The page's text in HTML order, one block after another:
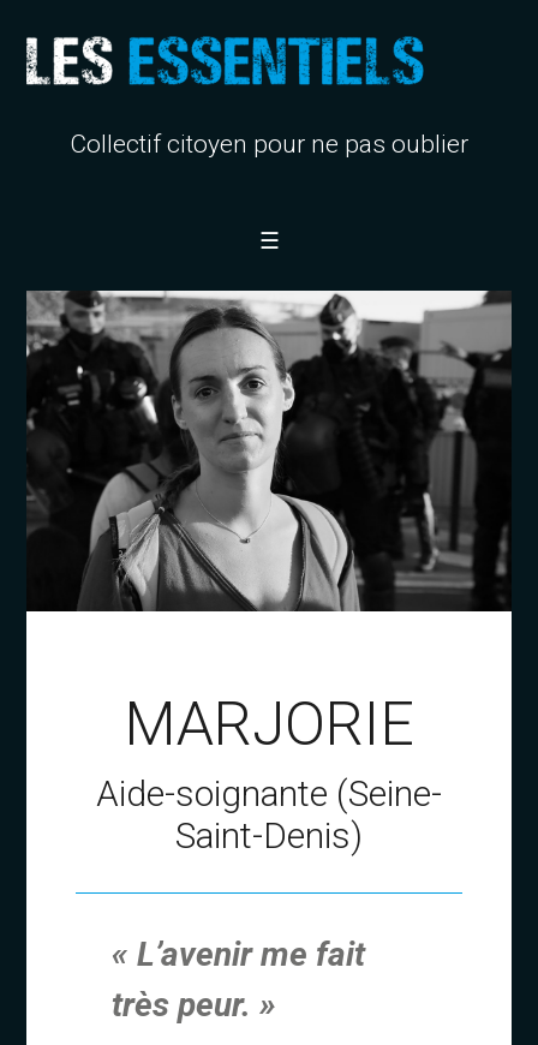
Collectif citoyen pour ne pas oublier
☰
MARJORIE
Aide-soignante (Seine-
Saint-Denis)
« L’avenir me fait
très peur. »